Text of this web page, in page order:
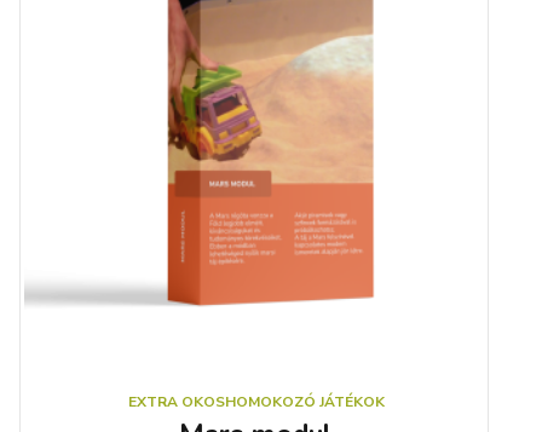
EXTRA OKOSHOMOKOZÓ JÁTÉKOK